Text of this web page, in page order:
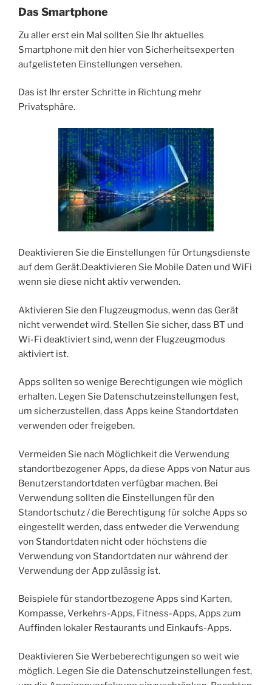
Das Smartphone
Zu aller erst ein Mal sollten Sie Ihr aktuelles
Smartphone mit den hier von Sicherheitsexperten
aufgelisteten Einstellungen versehen.
Das ist Ihr erster Schritte in Richtung mehr
Privatsphäre.
Deaktivieren Sie die Einstellungen für Ortungsdienste
auf dem Gerät.Deaktivieren Sie Mobile Daten und WiFi
wenn sie diese nicht aktiv verwenden.
Aktivieren Sie den Flugzeugmodus, wenn das Gerät
nicht verwendet wird. Stellen Sie sicher, dass BT und
Wi-Fi deaktiviert sind, wenn der Flugzeugmodus
aktiviert ist.
Apps sollten so wenige Berechtigungen wie möglich
erhalten. Legen Sie Datenschutzeinstellungen fest,
um sicherzustellen, dass Apps keine Standortdaten
verwenden oder freigeben.
Vermeiden Sie nach Möglichkeit die Verwendung
standortbezogener Apps, da diese Apps von Natur aus
Benutzerstandortdaten verfügbar machen. Bei
Verwendung sollten die Einstellungen für den
Standortschutz / die Berechtigung für solche Apps so
eingestellt werden, dass entweder die Verwendung
von Standortdaten nicht oder höchstens die
Verwendung von Standortdaten nur während der
Verwendung der App zulässig ist.
Beispiele für standortbezogene Apps sind Karten,
Kompasse, Verkehrs-Apps, Fitness-Apps, Apps zum
Auffinden lokaler Restaurants und Einkaufs-Apps.
Deaktivieren Sie Werbeberechtigungen so weit wie
möglich. Legen Sie die Datenschutzeinstellungen fest,